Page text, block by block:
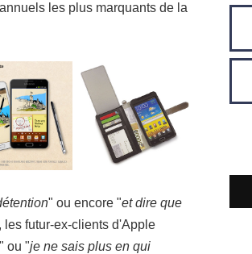
les plus marquants de la
" ou encore "et dire que
futur-ex-clients d'Apple
" ou "je ne sais plus en qui